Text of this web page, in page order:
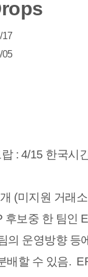
17
05
: 4/15 한국시
(미지원 거래
후보중 한 팀인
의 운영방향 등
배할 수 있음.